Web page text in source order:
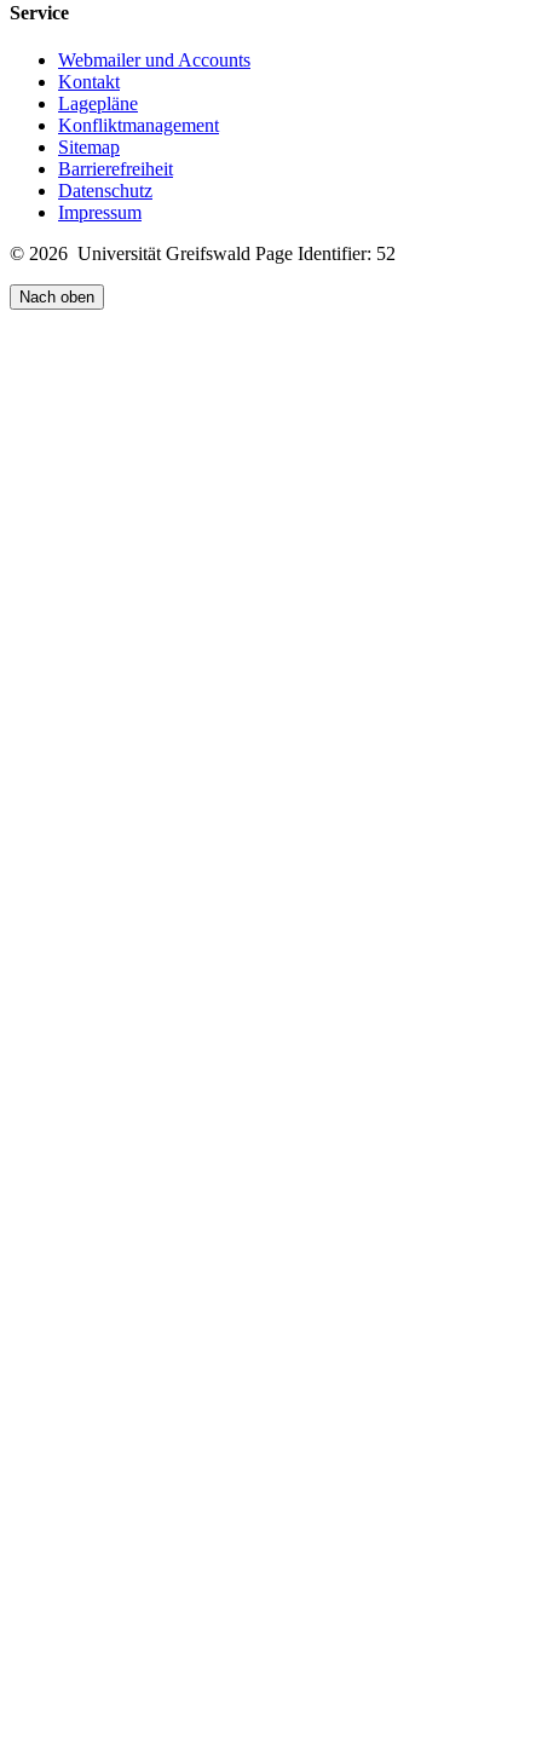
Service
Webmailer und Accounts
Kontakt
Lagepläne
Konfliktmanagement
Sitemap
Barrierefreiheit
Datenschutz
Impressum
© 2026 Universität Greifswald Page Identifier: 52
Nach oben